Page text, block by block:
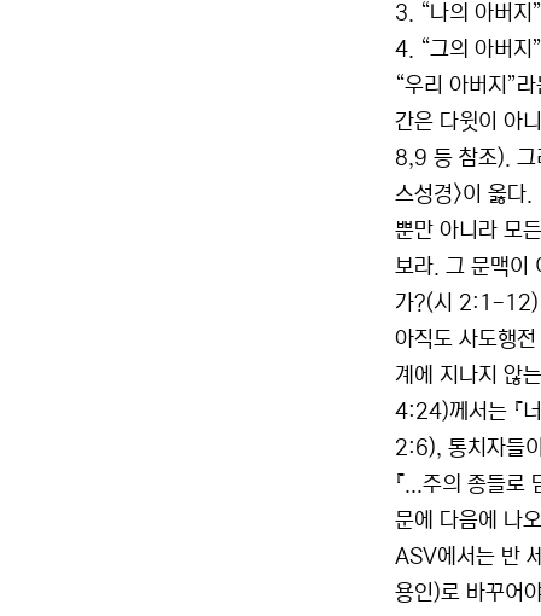
3. “나의 아버
4. “그의 아버
“우리 아버지”
간은 다윗이
8,9 등 참조). 그
스성경>이 옳다.
뿐만 아니라 모
보라. 그 문맥이
가?(시 2:1-12)
아직도 사도행
계에 지나지 않
4:24)께서는 『
2:6), 통치자들
『...주의 종들
문에 다음에 나
ASV에서는 반
용인)로 바꾸어